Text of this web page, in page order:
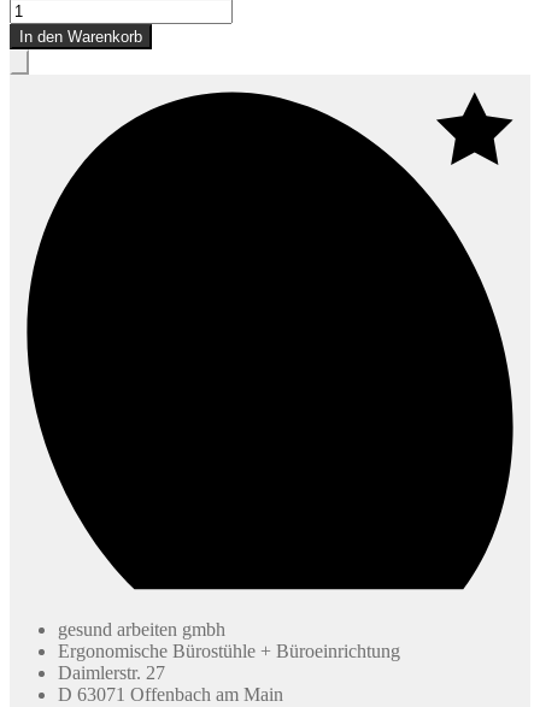
In den Warenkorb
gesund arbeiten gmbh
Ergonomische Bürostühle + Büroeinrichtung
Daimlerstr. 27
D 63071 Offenbach am Main